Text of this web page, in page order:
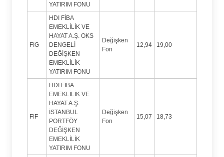
YATIRIM FONU
FIG
HDI FİBA
EMEKLİLİK VE
HAYAT A.Ş. OKS
DENGELİ
DEĞİŞKEN
EMEKLİLİK
YATIRIM FONU
Değişken
Fon
12,94 19,00
FIF
HDI FİBA
EMEKLİLİK VE
HAYAT A.Ş.
İSTANBUL
PORTFÖY
DEĞİŞKEN
EMEKLİLİK
YATIRIM FONU
Değişken
Fon
15,07 18,73